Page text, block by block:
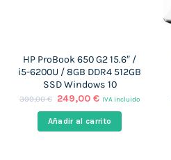
HP ProBook 650 G2 15.6″ /
i5-6200U / 8GB DDR4 512GB
SSD Windows 10
399,00€ El
original
era:
249,00€El
actual
es:
IVA incluido
Añadir al carrito